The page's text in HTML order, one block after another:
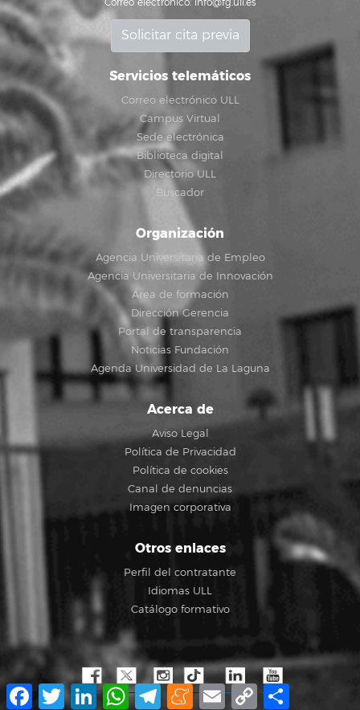
Correo electrónico: info@fg.ull.es
Solicitar cita previa
Servicios telemáticos
Correo electrónico ULL
Campus Virtual
Sede electrónica
Biblioteca digital
Directorio ULL
Buscador
Organización
Agencia Universitaria de Empleo
Agencia Universitaria de Innovación
Área de formación
Dirección Gerencia
Portal de transparencia
Noticias Fundación
Agenda Universidad de La Laguna
Acerca de
Aviso Legal
Política de Privacidad
Política de cookies
Canal de denuncias
Imagen corporativa
Otros enlaces
Perfil del contratante
Idiomas ULL
Catálogo formativo
Facebook
TwitterLinkedInWhatsApp
TelegramMeneame
Email Copy
Link